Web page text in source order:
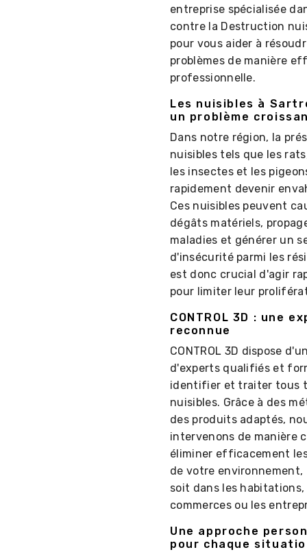
entreprise spécialisée
contre la Destruction
pour vous aider à
problèmes de manière
professionnelle.
Les nuisibles à
un problème
Dans notre région, la
nuisibles tels que les
les insectes et les
rapidement devenir
Ces nuisibles peuvent
dégâts matériels,
maladies et générer un
d'insécurité parmi les
est donc crucial d'agir
pour limiter leur
CONTROL 3D : une
reconnue
CONTROL 3D dispose
d'experts qualifiés et
identifier et traiter tous
nuisibles. Grâce à des
des produits adaptés,
intervenons de manière
éliminer efficacement
de votre environnement,
soit dans les habitations,
commerces ou les
Une approche
pour chaque